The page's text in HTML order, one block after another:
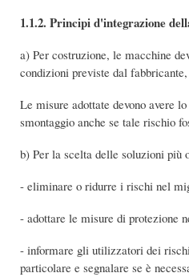
1.1.2. Principi d'integrazione
a) Per costruzione, le macchine
condizioni previste dal
Le misure adottate devono avere
smontaggio anche se tale rischio
b) Per la scelta delle soluzioni più
- eliminare o ridurre i rischi nel
- adottare le misure di protezione
- informare gli utilizzatori dei
particolare e segnalare se è